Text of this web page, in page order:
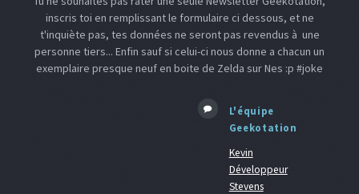
inscris toi en remplissant le formulaire ci dessous, et ne
t'inquiète pas, tes données ne seront pas revendus à une
personne tiers... Enfin sauf si celui-ci nous donne a chacun un
exemplaire presque neuf en boite de Zelda sur Nes :p #joke
L'équipe
Geekotation
Kevin
Développeur
Stevens